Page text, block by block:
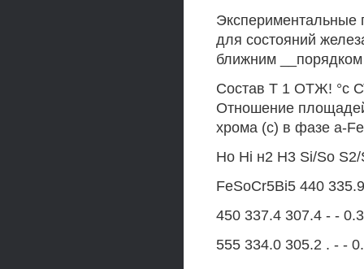
Экспериментальные
для состояний
ближним
Состав T 1 ОТЖ! °с
Отношение
хрома (с) в фазе a-
Но Hi н2 Н3 Si/So S2/
FeSoCr5Bi5 440
450 337.4 307.4 - -
555 334.0 305.2 . - -